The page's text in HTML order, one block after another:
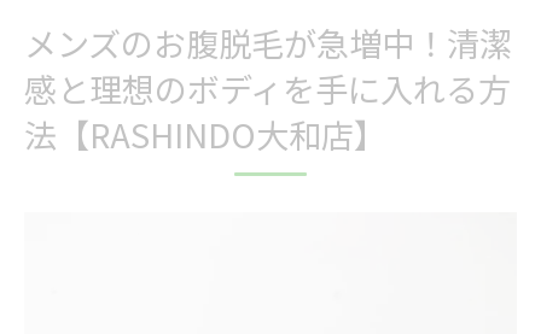
④ 鏡で見たときの自信につながる
⑤ 女性からの好感度がアップ
3. お腹脱毛のデメリット・注意点
4. お腹脱毛で得られる効果と回数の目安
メンズのお腹脱毛が急増中！清潔
感と理想のボディを手に入れる方
法【RASHINDO大和店】